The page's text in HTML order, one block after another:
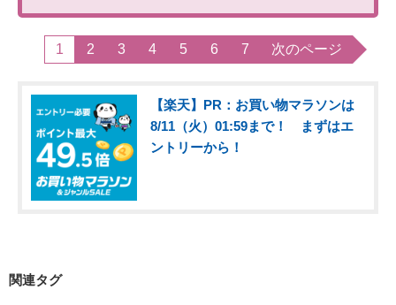
1 2 3 4 5 6 7 次のページ
【楽天】PR：お買い物マラソンは
8/11（火）01:59まで！ まずはエ
ントリーから！
関連タグ